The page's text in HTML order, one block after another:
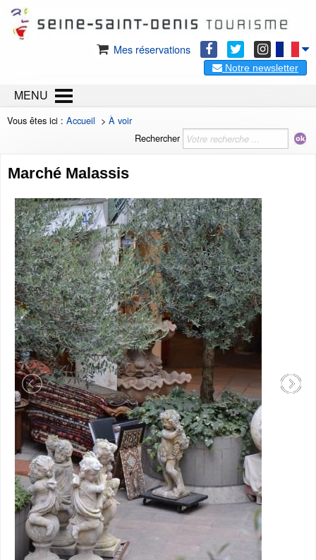
Mes réservations
Notre newsletter
MENU
Vous êtes ici : Accueil > À voir
Rechercher
Marché Malassis